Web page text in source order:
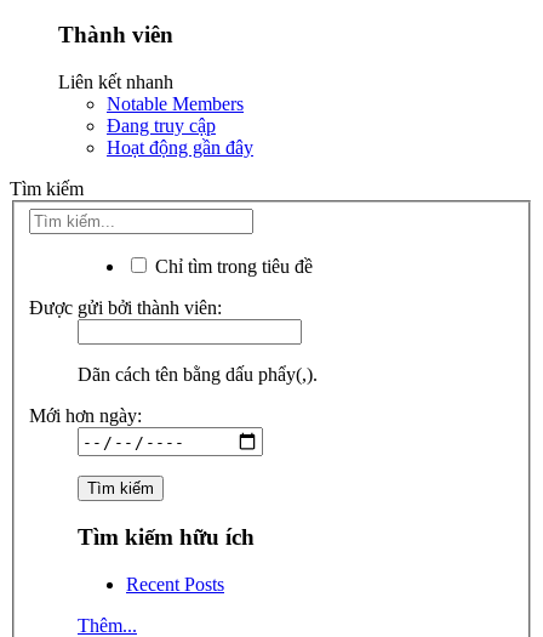
Thành viên
Liên kết nhanh
Notable Members
Đang truy cập
Hoạt động gần đây
Tìm kiếm
Chỉ tìm trong tiêu đề
Được gửi bởi thành viên:
Dãn cách tên bằng dấu phẩy(,).
Mới hơn ngày:
Tìm kiếm hữu ích
Recent Posts
Thêm...